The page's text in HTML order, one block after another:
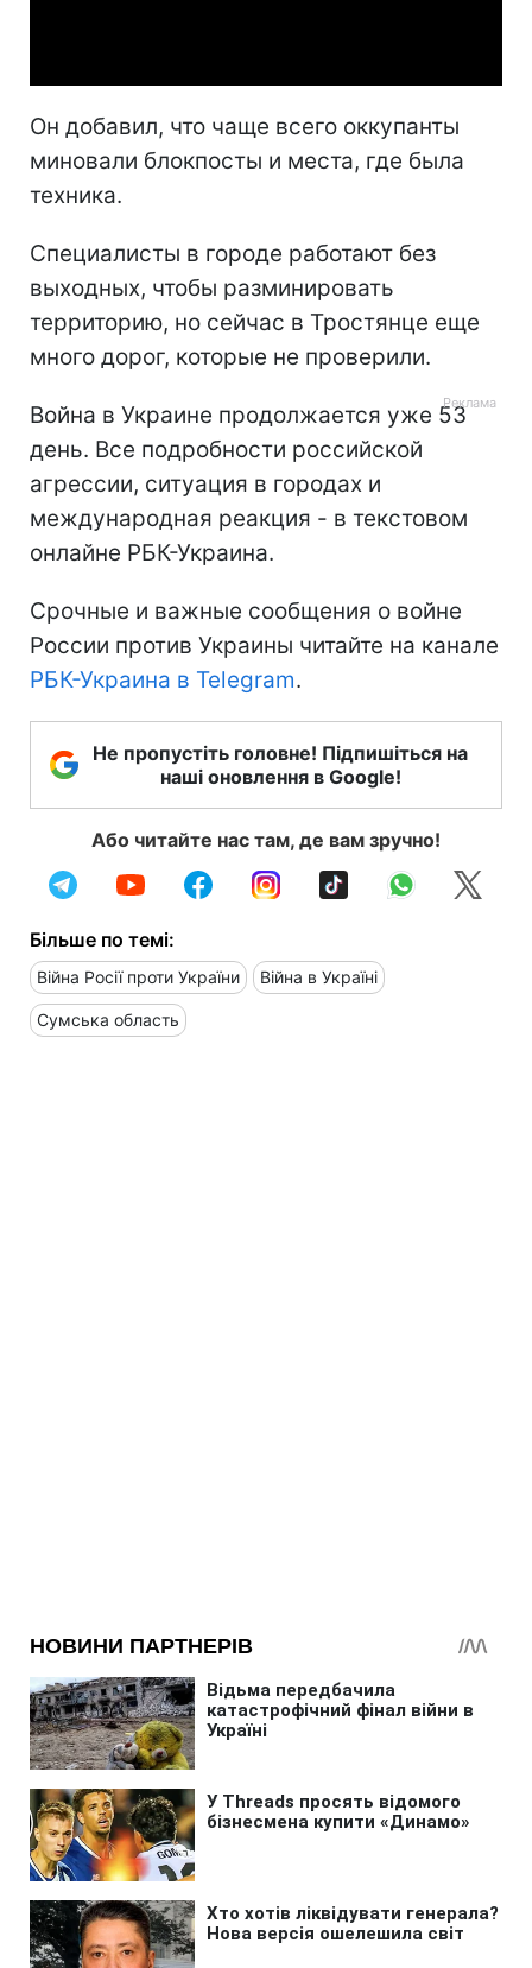
Он добавил, что чаще всего оккупанты
миновали блокпосты и места, где была
техника.
Специалисты в городе работают без
выходных, чтобы разминировать
территорию, но сейчас в Тростянце еще
много дорог, которые не проверили.
Война в Украине продолжается уже 53
день. Все подробности российской
агрессии, ситуация в городах и
международная реакция - в текстовом
онлайне РБК-Украина.
Срочные и важные сообщения о войне
России против Украины читайте на канале
РБК-Украина в Telegram.
Не пропустіть головне! Підпишіться на
наші оновлення в Google!
Або читайте нас там, де вам зручно!
Більше по темі:
Війна Росії проти України Війна в Україні
Сумська область